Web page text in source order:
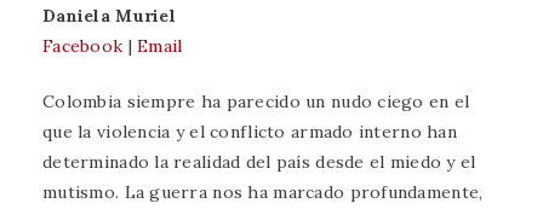
Daniela Muriel
Facebook |Email
Colombia siempre ha parecido un nudo ciego en el
que la violencia y el conflicto armado interno han
determinado la realidad del país desde el miedo y el
mutismo. La guerra nos ha marcado profundamente,